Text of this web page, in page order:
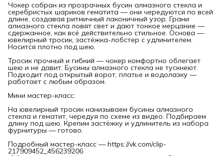
Чокер собран из прозрачных бусин алмазного стекла и
серебристых шариков гематита — они чередуются по всей
длине, создавая ритмичный лаконичный узор. Грани
алмазного стекла ловят свет и дают тонкое мерцание —
сдержанное, как всё действительно стильное. Основа —
ювелирный тросик, застёжка-лобстер с удлинителем.
Носится плотно под шею.
Тросик прочный и гибкий — чокер комфортно облегает
шею и не давит. Бусины алмазного стекла не тускнеют.
Подходит под открытый ворот, платье и водолазку —
работает с любым образом.
Мини мастер-класс:
На ювелирный тросик нанизываем бусины алмазного
стекла и гематит, чередуя по схеме из видео. Подбираем
длину под шею. Крепим застёжку и удлинитель из набора
фурнитуры — готово.
Подробный мастер-класс — https://vk.com/clip-
217909452_456239206